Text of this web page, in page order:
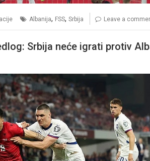
Albanija, FSS, Srbija Leave a
Srbija neće igrati protiv